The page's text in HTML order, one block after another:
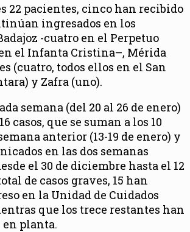
22 pacientes, cinco han recibido
ingresados en los
-cuatro en el Perpetuo
el Infanta Cristina–, Mérida
(cuatro, todos ellos en el San
y Zafra (uno).
semana (del 20 al 26 de enero)
casos, que se suman a los 10
anterior (13-19 de enero) y
en las dos semanas
el 30 de diciembre hasta el 12
de casos graves, 15 han
en la Unidad de Cuidados
que los trece restantes han
en planta.